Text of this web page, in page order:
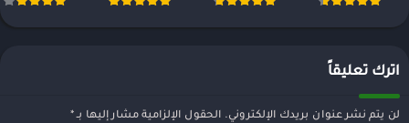
اترك تعليقاً
لن يتم نشر عنوان بريدك الإلكتروني. الحقول الإلزامية مشار إليها بـ*